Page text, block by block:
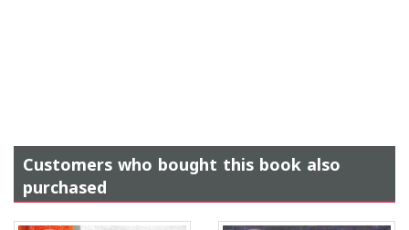
Customers who bought this book also
purchased